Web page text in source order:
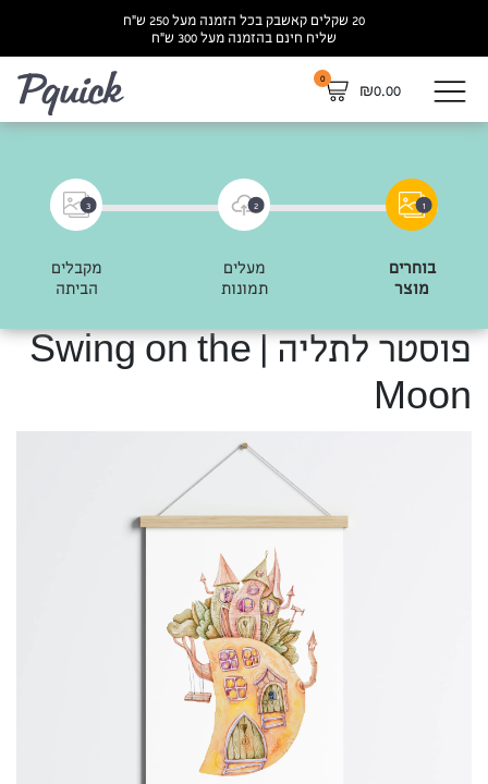
20 שקלים קאשבק בכל הזמנה מעל 250 ש”ח
שליח חינם בהזמנה מעל 300 ש”ח
₪0.00
0
1
בוחרים
מוצר
2
מעלים
תמונות
3
מקבלים
הביתה
פוסטר לתליה | Swing on the
Moon